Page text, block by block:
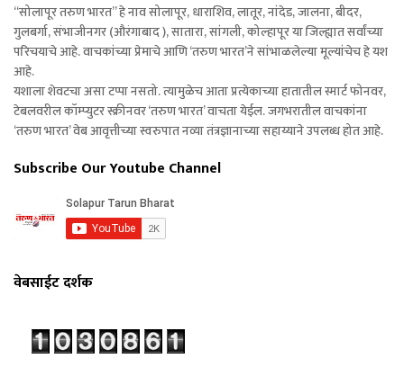
“सोलापूर तरुण भारत” हे नाव सोलापूर, धाराशिव, लातूर, नांदेड, जालना, बीदर,
गुलबर्गा, संभाजीनगर (औरंगाबाद ), सातारा, सांगली, कोल्हापूर या जिल्ह्यात सर्वांच्या
परिचयाचे आहे. वाचकांच्या प्रेमाचे आणि ‘तरुण भारत’ने सांभाळलेल्या मूल्यांचेच हे यश
आहे.
यशाला शेवटचा असा टप्पा नसतो. त्यामुळेच आता प्रत्येकाच्या हातातील स्मार्ट फोनवर,
टेबलवरील कॉम्प्युटर स्क्रीनवर ‘तरुण भारत’ वाचता येईल. जगभरातील वाचकांना
‘तरुण भारत’ वेब आवृत्तीच्या स्वरुपात नव्या तंत्रज्ञानाच्या सहाय्याने उपलब्ध होत आहे.
Subscribe Our Youtube Channel
वेबसाईट दर्शक